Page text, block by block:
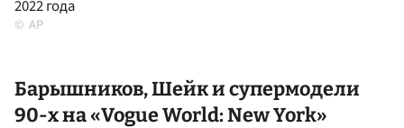
2022 года
AP
Барышников, Шейк и супермодели
90-х на «Vogue World: New York»